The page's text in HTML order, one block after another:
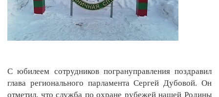
С юбилеем сотрудников погрануправления поздравил
глава регионального парламента Сергей Дубовой. Он
отметил, что служба по охране рубежей нашей Родины